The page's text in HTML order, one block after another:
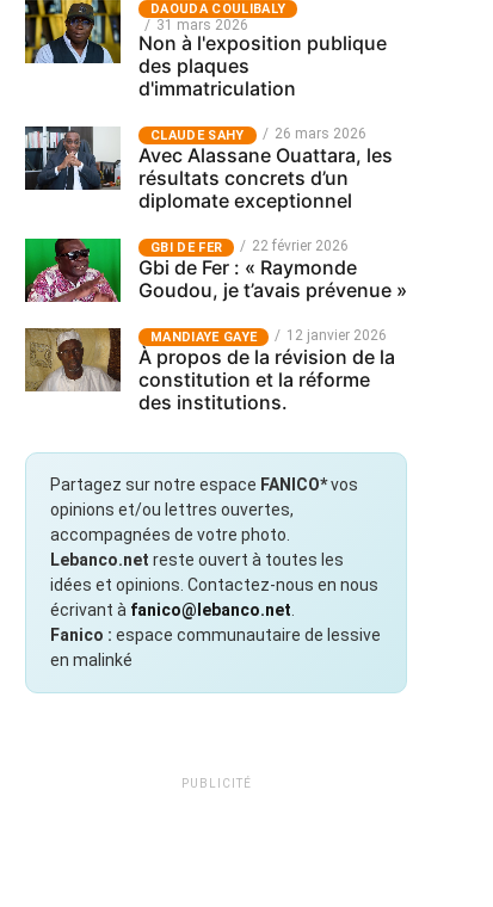
‎DAOUDA COULIBALY
31 mars 2026
Non à l'exposition publique
des plaques
d'immatriculation
CLAUDE SAHY 26 mars 2026
Avec Alassane Ouattara, les
résultats concrets d’un
diplomate exceptionnel
GBI DE FER 22 février 2026
Gbi de Fer : « Raymonde
Goudou, je t’avais prévenue »
MANDIAYE GAYE 12 janvier 2026
À propos de la révision de la
constitution et la réforme
des institutions.
Partagez sur notre espace FANICO*vos
opinions et/ou lettres ouvertes,
accompagnées de votre photo.
Lebanco.net reste ouvert à toutes les
idées et opinions. Contactez-nous en nous
écrivant à fanico@lebanco.net
Fanico : espace communautaire de lessive
en malinké
PUBLICITÉ